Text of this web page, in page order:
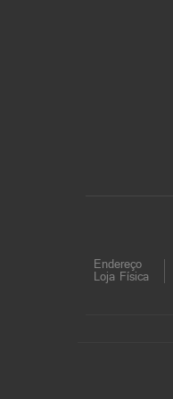
Endereço
Loja Física